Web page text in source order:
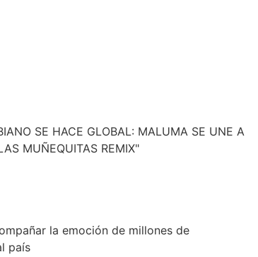
SE HACE GLOBAL: MALUMA SE UNE A
MUÑEQUITAS REMIX"
la emoción de millones de
país